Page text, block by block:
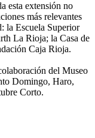
esta extensión no
más relevantes
la Escuela Superior
La Rioja; la Casa de
Caja Rioja.
del Museo
Domingo, Haro,
Corto.